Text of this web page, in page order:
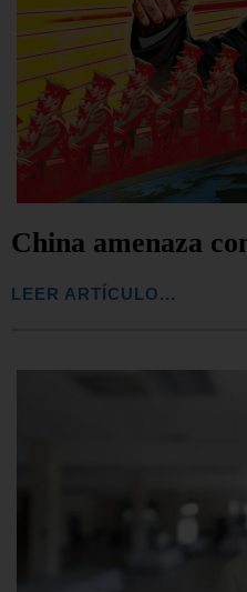
China amenaza
LEER ARTÍCULO...